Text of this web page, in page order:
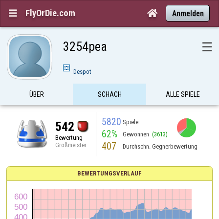
 FlyOrDie.com  Anmelden
3254pea ☰
Despot
ÜBER SCHACH ALLE SPIELE
542
Bewertung
Großmeister
5820 Spiele
62% Gewonnen (3613)
407 Durchschn. Gegnerbewertung
BEWERTUNGSVERLAUF